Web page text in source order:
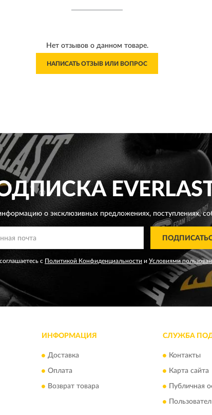
Нет отзывов о данном товаре.
НАПИСАТЬ ОТЗЫВ ИЛИ ВОПРОС
о эксклюзивных предложениях,поступлениях,
с Политикой Конфиденциальности и Условиями
ИНФОРМАЦИЯ
Доставка
Оплата
Возврат товара
СЛУЖБА
Контакты
Карта сайта
Публичная